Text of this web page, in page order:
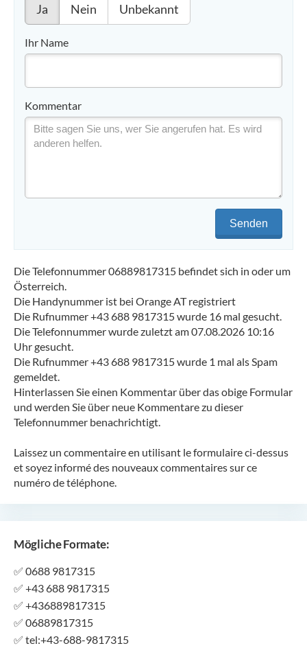
Ja Nein Unbekannt
Ihr Name
Kommentar
Senden
Die Telefonnummer 06889817315 befindet sich in oder um
Österreich.
Die Handynummer ist bei Orange AT registriert
Die Rufnummer +43 688 9817315 wurde 16 mal gesucht.
Die Telefonnummer wurde zuletzt am 07.08.2026 10:16
Uhr gesucht.
Die Rufnummer +43 688 9817315 wurde 1 mal als Spam
gemeldet.
Hinterlassen Sie einen Kommentar über das obige Formular
und werden Sie über neue Kommentare zu dieser
Telefonnummer benachrichtigt.
Laissez un commentaire en utilisant le formulaire ci-dessus
et soyez informé des nouveaux commentaires sur ce
numéro de téléphone.
Mögliche Formate:
✅ 0688 9817315
✅ +43 688 9817315
✅ +436889817315
✅ 06889817315
✅ tel:+43-688-9817315